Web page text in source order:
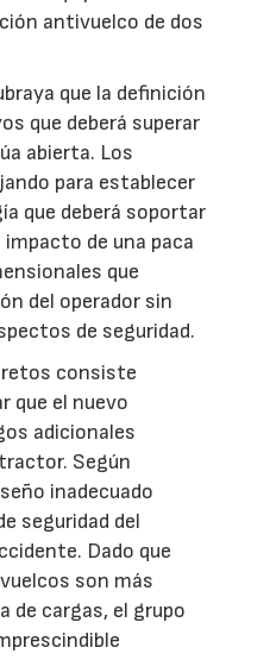
antivuelco de dos
que la definición
que deberá superar
abierta. Los
para establecer
que deberá soportar
de una paca
que
del operador sin
de seguridad.
retos consiste
que el nuevo
adicionales
Según
inadecuado
seguridad del
Dado que
son más
de cargas, el grupo